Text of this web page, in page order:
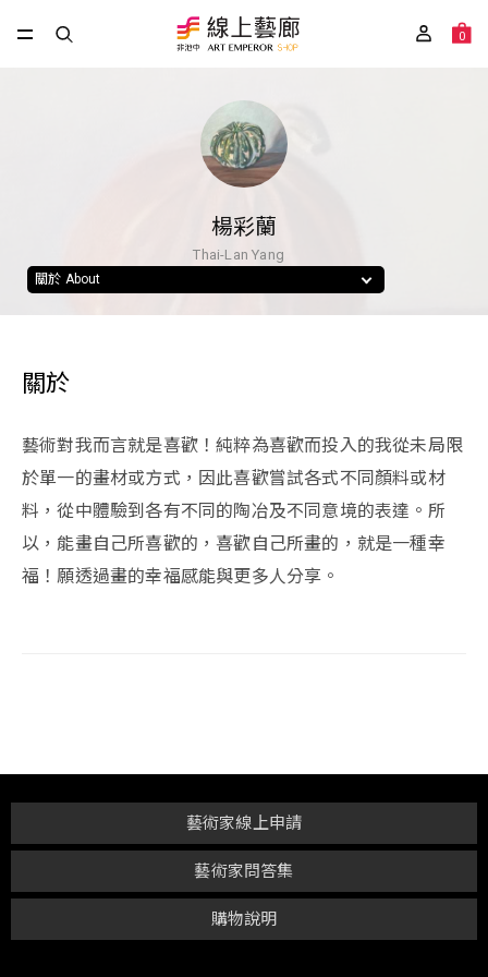
0
楊彩蘭
Thai-Lan Yang
關於 About
關於
藝術對我而言就是喜歡！純粹為喜歡而投入的我從未局限
於單一的畫材或方式，因此喜歡嘗試各式不同顏料或材
料，從中體驗到各有不同的陶冶及不同意境的表達。所
以，能畫自己所喜歡的，喜歡自己所畫的，就是一種幸
福！願透過畫的幸福感能與更多人分享。
購物說明
藝術家問答集
藝術家線上申請